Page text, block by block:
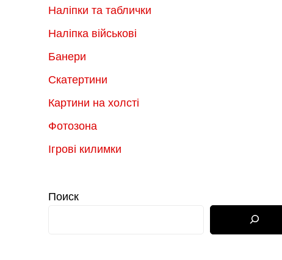
Наліпки та таблички
Наліпка військові
Банери
Скатертини
Картини на холсті
Фотозона
Ігрові килимки
Поиск